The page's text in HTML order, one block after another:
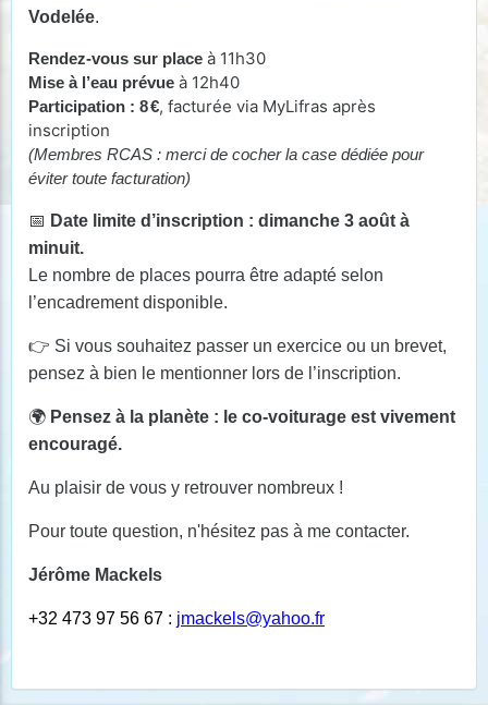
Vodelée.
Rendez-vous sur place à 11h30
Mise à l’eau prévue à 12h40
Participation : 8€, facturée via MyLifras après
inscription
(Membres RCAS : merci de cocher la case dédiée pour
éviter toute facturation)
📅 Date limite d’inscription : dimanche 3 août à
minuit.
Le nombre de places pourra être adapté selon
l’encadrement disponible.
👉 Si vous souhaitez passer un exercice ou un brevet,
pensez à bien le mentionner lors de l’inscription.
🌍 Pensez à la planète : le co-voiturage est vivement
encouragé.
Au plaisir de vous y retrouver nombreux !
Pour toute question, n'hésitez pas à me contacter.
Jérôme Mackels
+32 473 97 56 67 : jmackels@yahoo.fr